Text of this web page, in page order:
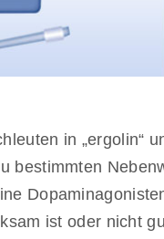
in „ergolin“
bestimmten
ist oder nicht